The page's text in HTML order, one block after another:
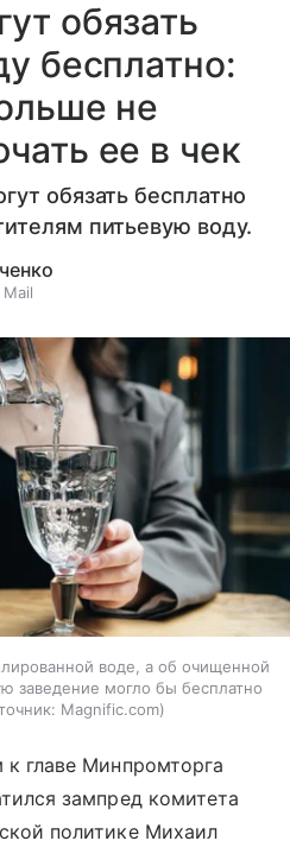
обязать
бесплатно:
не
ее в чек
обязать бесплатно
питьевую воду.
воде, а об очищенной
заведение могло бы бесплатно
Magnific.com
главе Минпромторга
зампред комитета
политике Михаил